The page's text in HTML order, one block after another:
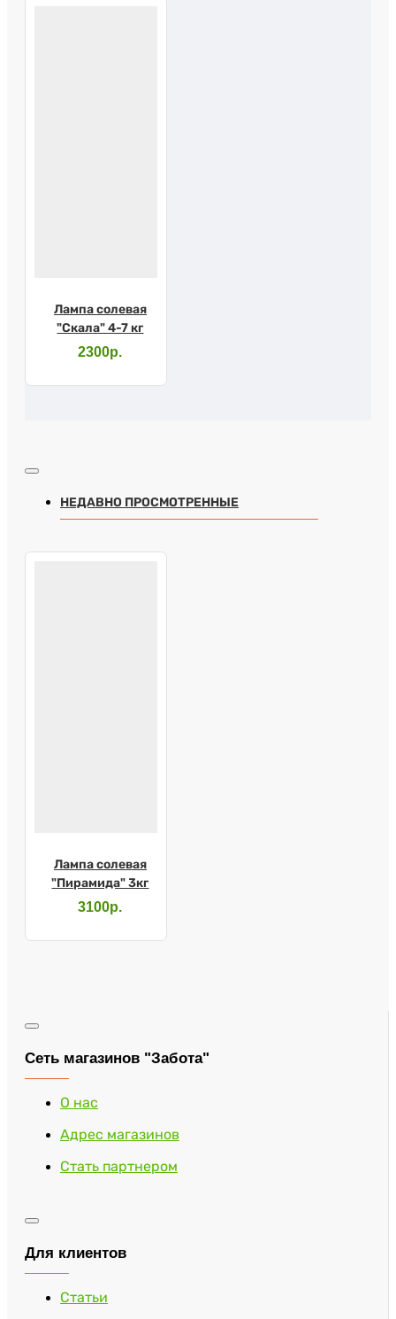
Лампа солевая
"Скала" 4-7 кг
2300р.
НЕДАВНО ПРОСМОТРЕННЫЕ
Лампа солевая
"Пирамида" 3кг
3100р.
Сеть магазинов "Забота"
О нас
Адрес магазинов
Стать партнером
Для клиентов
Статьи